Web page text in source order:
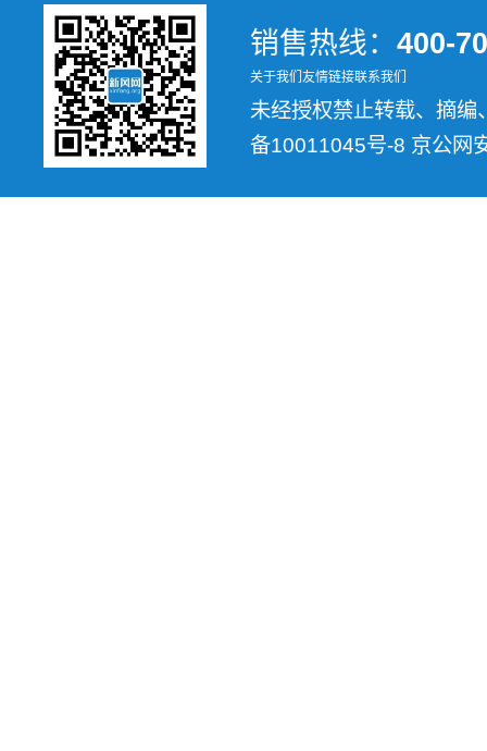
销售热线： 400-
关于我们 友情链接联系我们
未经授权禁止转载、摘
备10011045号-8 京公网